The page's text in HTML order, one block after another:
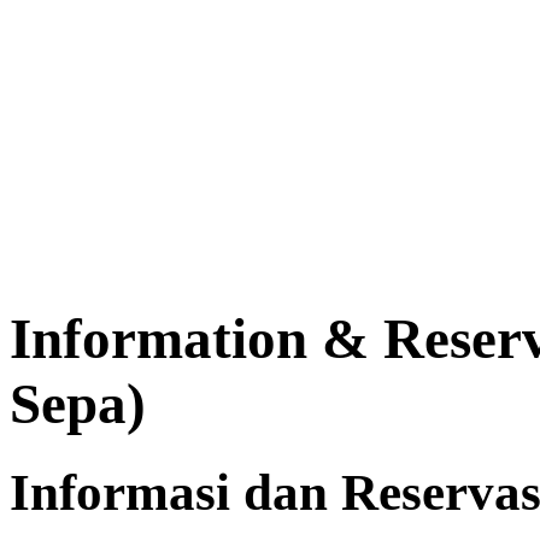
Information &
Sepa)
Informasi dan